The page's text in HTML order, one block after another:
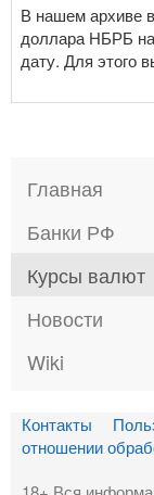
В нашем архиве
доллара НБРБ
дату. Для этого
Главная
Банки РФ
Курсы валют
Новости
Wiki
Контакты
отношении